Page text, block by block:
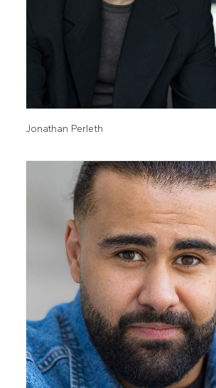
Jonathan Perleth